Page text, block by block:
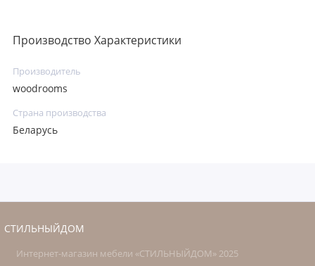
Производство Характеристики
Производитель
woodrooms
Страна производства
Беларусь
СТИЛЬНЫЙДОМ
Интернет-магазин мебели «СТИЛЬНЫЙДОМ» 2025